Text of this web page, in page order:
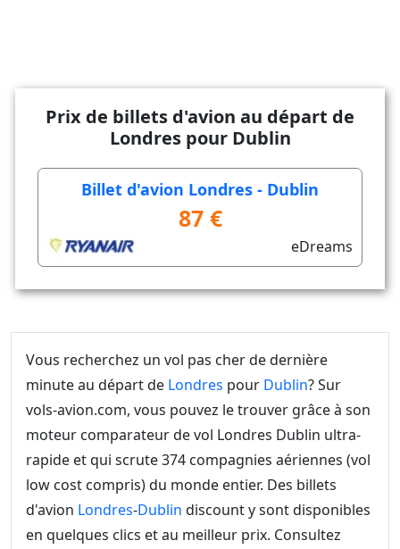
Prix de billets d'avion au départ de
Londres pour Dublin
Billet d'avion Londres - Dublin
87 €
eDreams
Vous recherchez un vol pas cher de dernière
minute au départ de Londres pour Dublin? Sur
vols-avion.com, vous pouvez le trouver grâce à son
moteur comparateur de vol Londres Dublin ultra-
rapide et qui scrute 374 compagnies aériennes (vol
low cost compris) du monde entier. Des billets
d'avion Londres-Dublin discount y sont disponibles
en quelques clics et au meilleur prix. Consultez